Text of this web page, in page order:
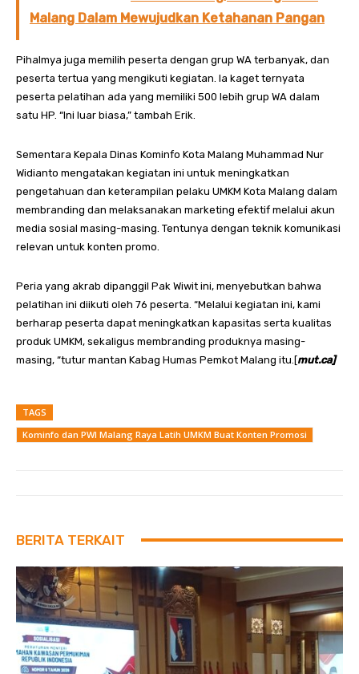
Malang Dalam Mewujudkan Ketahanan Pangan
Pihalmya juga memilih peserta dengan grup WA terbanyak, dan
peserta tertua yang mengikuti kegiatan. Ia kaget ternyata
peserta pelatihan ada yang memiliki 500 lebih grup WA dalam
satu HP. “Ini luar biasa,” tambah Erik.
Sementara Kepala Dinas Kominfo Kota Malang Muhammad Nur
Widianto mengatakan kegiatan ini untuk meningkatkan
pengetahuan dan keterampilan pelaku UMKM Kota Malang dalam
membranding dan melaksanakan marketing efektif melalui akun
media sosial masing-masing. Tentunya dengan teknik komunikasi
relevan untuk konten promo.
Peria yang akrab dipanggil Pak Wiwit ini, menyebutkan bahwa
pelatihan ini diikuti oleh 76 peserta. “Melalui kegiatan ini, kami
berharap peserta dapat meningkatkan kapasitas serta kualitas
produk UMKM, sekaligus membranding produknya masing-
masing, “tutur mantan Kabag Humas Pemkot Malang itu.[mut.ca]
TAGS
Kominfo dan PWI Malang Raya Latih UMKM Buat Konten Promosi
BERITA TERKAIT